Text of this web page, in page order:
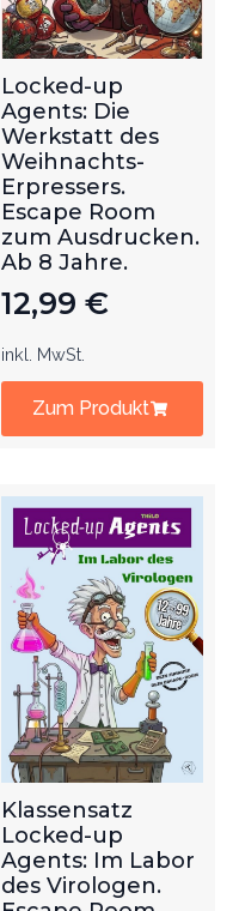
Locked-up
Agents: Die
Werkstatt des
Weihnachts-
Erpressers.
Escape Room
zum Ausdrucken.
Ab 8 Jahre.
12,99 €
inkl. MwSt.
Zum Produkt
Klassensatz
Locked-up
Agents: Im Labor
des Virologen.